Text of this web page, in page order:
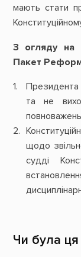
мають стати
З огляду на
Пакет
та не
щодо
судді
Чи була ця